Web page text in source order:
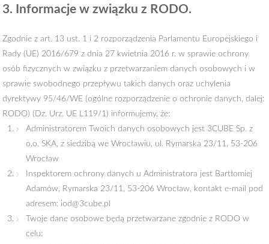
3. Informacje w związku z RODO.
Zgodnie z art. 13 ust. 1 i 2 rozporządzenia Parlamentu Europejskiego i
Rady (UE) 2016/679 z dnia 27 kwietnia 2016 r. w sprawie ochrony
osób fizycznych w związku z przetwarzaniem danych osobowych i w
sprawie swobodnego przepływu takich danych oraz uchylenia
dyrektywy 95/46/WE (ogólne rozporządzenie o ochronie danych, dalej:
RODO) (Dz. Urz. UE L119/1) informujemy, że:
Administratorem Twoich danych osobowych jest 3CUBE Sp. z
o.o. SKA, z siedzibą we Wrocławiu, ul. Rymarska 23/11, 53-206
Wrocław
Inspektorem ochrony danych u Administratora jest Bartłomiej
Adamów, Rymarska 23/11, 53-206 Wrocław, kontakt e-mail pod
adresem: iod@3cube.pl
Twoje dane osobowe będą przetwarzane zgodnie z RODO w
celu: